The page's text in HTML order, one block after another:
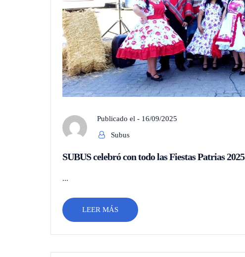
Publicado el - 16/09/2025
Subus
SUBUS celebró con todo las Fiestas Patrias 2025
...
LEER MÁS